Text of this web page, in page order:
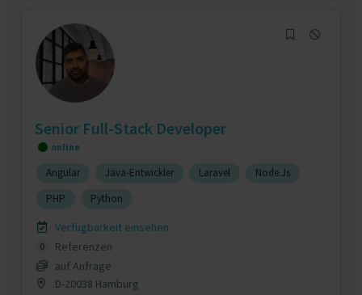
Senior Full-Stack Developer
online
Angular Java-Entwickler Laravel
Node.Js
PHP
Python
Verfügbarkeit einsehen
0
Referenzen
auf Anfrage
D-20038 Hamburg